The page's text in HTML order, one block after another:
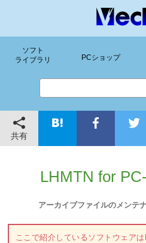
ソフト
ライブラリ
PCショップ
共有
LHMTN for
アーカイブファイルのメンテ
ここで紹介しているソフトウェア